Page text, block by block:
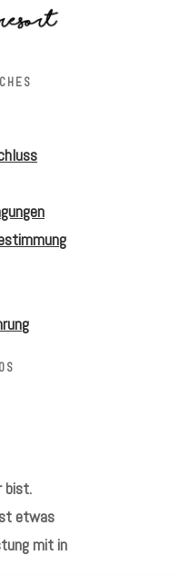
bist.
etwas
mit in